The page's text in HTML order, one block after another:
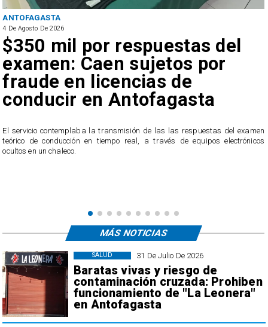
ANTOFAGASTA
4 De Agosto De 2026
$350 mil por respuestas del
examen: Caen sujetos por
fraude en licencias de
conducir en Antofagasta
El servicio contemplaba la transmisión de las las respuestas del examen
teórico de conducción en tiempo real, a través de equipos electrónicos
ocultos en un chaleco.
31 De Julio De 2026
Baratas vivas y riesgo de
contaminación cruzada: Prohiben
funcionamiento de "La Leonera"
en Antofagasta
SALUD
MÁS NOTICIAS